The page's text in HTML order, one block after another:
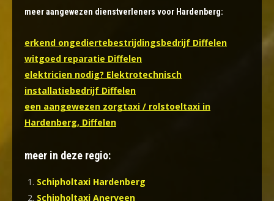
meer aangewezen dienstverleners voor Hardenberg:
erkend ongediertebestrijdingsbedrijf Diffelen
witgoed reparatie Diffelen
elektricien nodig? Elektrotechnisch
installatiebedrijf Diffelen
een aangewezen zorgtaxi / rolstoeltaxi in
Hardenberg, Diffelen
meer in deze regio:
Schipholtaxi Hardenberg
Schipholtaxi Anerveen